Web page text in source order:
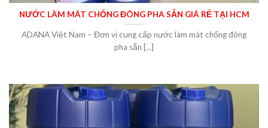
NƯỚC LÀM MÁT CHỐNG ĐÔNG PHA SẴN GIÁ RẺ TẠI HCM
ADANA Việt Nam – Đơn vị cung cấp nước làm mát chống đông
pha sẵn [...]